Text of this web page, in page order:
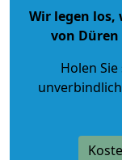
Wir legen los,
von
Holen